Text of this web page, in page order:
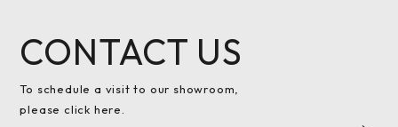
CONTACT US
To schedule a visit to our showroom,
please click here.